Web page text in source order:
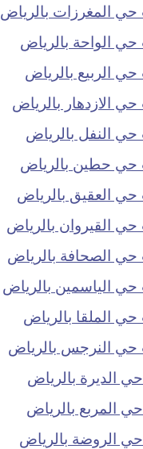
المغرزات بالرياض
الواحة بالرياض
الربيع بالرياض
الازدهار بالرياض
النفل بالرياض
حي حطين بالرياض
العقيق بالرياض
القيروان بالرياض
الصحافة بالرياض
الياسمين بالرياض
الملقا بالرياض
حي النرجس بالرياض
الديرة بالرياض
المربع بالرياض
الروضة بالرياض